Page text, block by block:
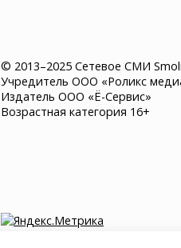
В Смоленске во время
шторма в парке погиб
несовершеннолетний
© 2013–2025 Сетевое СМИ
Учредитель ООО «Роликс
Издатель ООО «Ё-Сервис»
Возрастная категория 16+